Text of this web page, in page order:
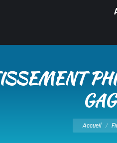
Vous êtes ici
Accueil